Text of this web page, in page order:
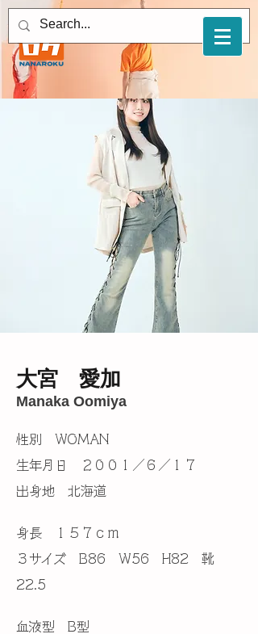
大宮 愛加
Manaka Oomiya
性別 WOMAN
生年月日 ２００１／６／１７
​出身地 北海道
身長 １５７ｃｍ
３サイズ B86 W56 H82 靴
22.5
​血液型 B型